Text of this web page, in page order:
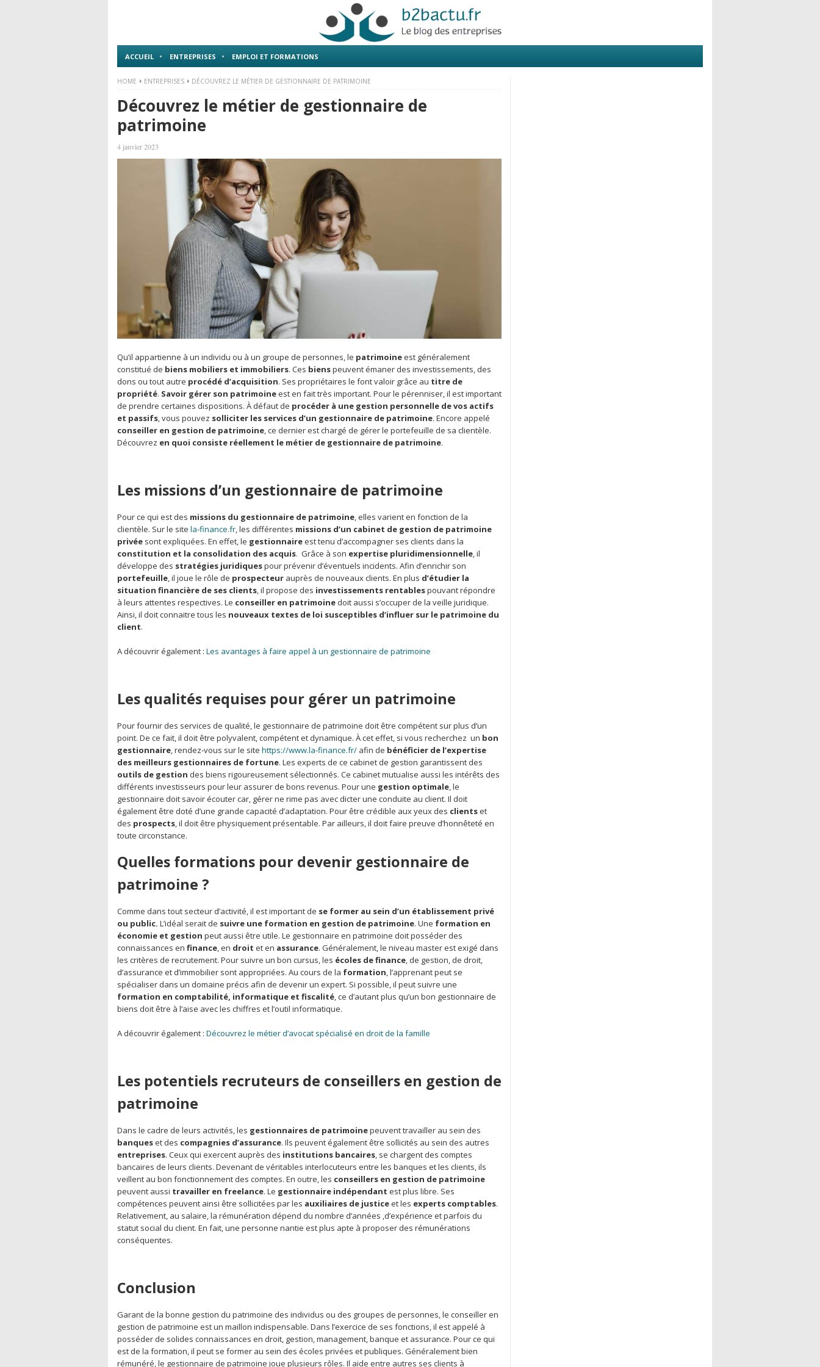
ACCUEIL ENTREPRISES EMPLOI ET FORMATIONS
HOME ENTREPRISES DÉCOUVREZ LE MÉTIER DE GESTIONNAIRE DE PATRIMOINE
Découvrez le métier de gestionnaire de
patrimoine
4 janvier 2023
Qu’il appartienne à un individu ou à un groupe de personnes, le patrimoineest généralement
constitué de biens mobiliers et immobiliers. Ces bienspeuvent émaner des investissements, des
dons ou tout autre procédé d’acquisition. Ses propriétaires le font valoir grâce au titre de
propriété. Savoir gérer son patrimoineest en fait très important. Pour le pérenniser, il est important
de prendre certaines dispositions. À défaut de procéder à une gestion personnelle de vos actifs
et passifs, vous pouvez solliciter les services d’un gestionnaire de patrimoine. Encore appelé
conseiller en gestion de patrimoine, ce dernier est chargé de gérer le portefeuille de sa clientèle.
Découvrez en quoi consiste réellement le métier de gestionnaire de patrimoine.
Les missions d’un gestionnaire de patrimoine
Pour ce qui est des missions du gestionnaire de patrimoine, elles varient en fonction de la
clientèle. Sur le site la-finance.fr, les différentes missions d’un cabinet de gestion de patrimoine
privée sont expliquées. En effet, le gestionnaireest tenu d’accompagner ses clients dans la
constitution et la consolidation des acquis. Grâce à son expertise pluridimensionnelle, il
développe des stratégies juridiquespour prévenir d’éventuels incidents. Afin d’enrichir son
portefeuille, il joue le rôle de prospecteur auprès de nouveaux clients. En plus d’étudier la
situation financière de ses clients, il propose des investissements rentablespouvant répondre
à leurs attentes respectives. Le conseiller en patrimoine doit aussi s’occuper de la veille juridique.
Ainsi, il doit connaitre tous les nouveaux textes de loi susceptibles d’influer sur le patrimoine du
client.
A découvrir également : Les avantages à faire appel à un gestionnaire de patrimoine
Les qualités requises pour gérer un patrimoine
Pour fournir des services de qualité, le gestionnaire de patrimoine doit être compétent sur plus d’un
point. De ce fait, il doit être polyvalent, compétent et dynamique. À cet effet, si vous recherchez un bon
gestionnaire, rendez-vous sur le site https://www.la-finance.fr/ afin de bénéficier de l’expertise
des meilleurs gestionnaires de fortune. Les experts de ce cabinet de gestion garantissent des
outils de gestion des biens rigoureusement sélectionnés. Ce cabinet mutualise aussi les intérêts des
différents investisseurs pour leur assurer de bons revenus. Pour une gestion optimale, le
gestionnaire doit savoir écouter car, gérer ne rime pas avec dicter une conduite au client. Il doit
également être doté d’une grande capacité d’adaptation. Pour être crédible aux yeux des clientset
des prospects, il doit être physiquement présentable. Par ailleurs, il doit faire preuve d’honnêteté en
toute circonstance.
Quelles formations pour devenir gestionnaire de
patrimoine ?
Comme dans tout secteur d’activité, il est important de se former au sein d’un établissement privé
ou public. L’idéal serait de suivre une formation en gestion de patrimoine. Une formation en
économie et gestion peut aussi être utile. Le gestionnaire en patrimoine doit posséder des
connaissances en finance, en droit et en assurance. Généralement, le niveau master est exigé dans
les critères de recrutement. Pour suivre un bon cursus, les écoles de finance, de gestion, de droit,
d’assurance et d’immobilier sont appropriées. Au cours de la formation, l’apprenant peut se
spécialiser dans un domaine précis afin de devenir un expert. Si possible, il peut suivre une
formation en comptabilité, informatique et fiscalité, ce d’autant plus qu’un bon gestionnaire de
biens doit être à l’aise avec les chiffres et l’outil informatique.
A découvrir également : Découvrez le métier d’avocat spécialisé en droit de la famille
Les potentiels recruteurs de conseillers en gestion de
patrimoine
Dans le cadre de leurs activités, les gestionnaires de patrimoinepeuvent travailler au sein des
banqueset des compagnies d’assurance. Ils peuvent également être sollicités au sein des autres
entreprises. Ceux qui exercent auprès des institutions bancaires, se chargent des comptes
bancaires de leurs clients. Devenant de véritables interlocuteurs entre les banques et les clients, ils
veillent au bon fonctionnement des comptes. En outre, les conseillers en gestion de patrimoine
peuvent aussi travailler en freelance. Le gestionnaire indépendant est plus libre. Ses
compétences peuvent ainsi être sollicitées par les auxiliaires de justiceet les experts comptables.
Relativement, au salaire, la rémunération dépend du nombre d’années ,d’expérience et parfois du
statut social du client. En fait, une personne nantie est plus apte à proposer des rémunérations
conséquentes.
Conclusion
Garant de la bonne gestion du patrimoine des individus ou des groupes de personnes, le conseiller en
gestion de patrimoine est un maillon indispensable. Dans l’exercice de ses fonctions, il est appelé à
posséder de solides connaissances en droit, gestion, management, banque et assurance. Pour ce qui
est de la formation, il peut se former au sein des écoles privées et publiques. Généralement bien
rémunéré, le gestionnaire de patrimoine joue plusieurs rôles. Il aide entre autres ses clients à